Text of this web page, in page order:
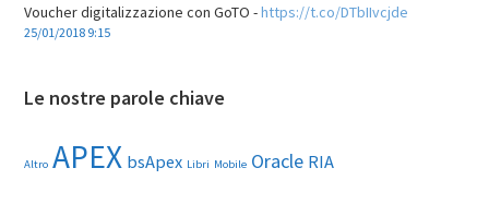
Voucher digitalizzazione con GoTO -https://t.co/DTbIIvcjde
25/01/2018 9:15
Le nostre parole chiave
Altro APEX bsApex Libri Mobile Oracle RIA